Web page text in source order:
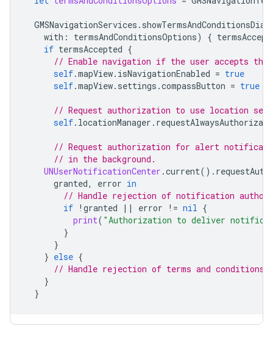
GMSNavigationServices .
with : termsAndConditionsOptions) {
if termsAccepted {
// Enable navigation if the user accepts the
self.mapView. isNavigationEnabled = true
self.mapView. settings .compassButton = true
// Request authorization to use location
self. locationManager .
// Request authorization for alert
// in the background.
UNUserNotificationCenter .current().
granted, error in
// Handle rejection of notification
if ! granted || error != nil {
print( "Authorization to deliver
}
}
} else {
// Handle rejection of terms and conditions.
}
}